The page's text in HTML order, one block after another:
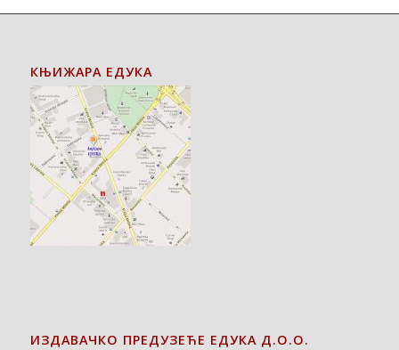
КЊИЖАРА ЕДУКА
ИЗДАВАЧКО ПРЕДУЗЕЋЕ ЕДУКА Д.О.О.